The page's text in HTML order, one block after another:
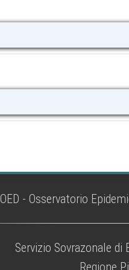
OED - Osservatorio
Servizio Sovrazonale di
Regione